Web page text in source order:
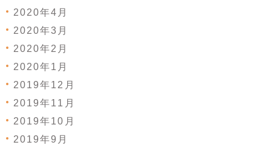
2020年4月
2020年3月
2020年2月
2020年1月
2019年12月
2019年11月
2019年10月
2019年9月